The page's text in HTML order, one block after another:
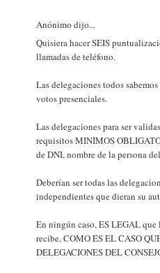
Anónimo dijo...
Quisiera hacer SEIS
llamadas de teléfono.
Las delegaciones todos
votos presenciales.
Las delegaciones para ser
requisitos MINIMOS
de DNI, nombre de la persona
Deberían ser todas las
independientes que dieran su
En ningún caso, ES LEGAL
recibe, COMO ES EL CASO
DELEGACIONES DEL